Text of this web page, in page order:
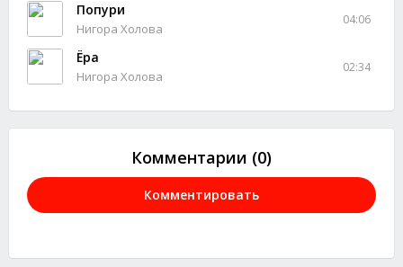
Попури
Нигора Холова
04:06
Ёра
Нигора Холова
02:34
Комментарии (0)
Комментировать